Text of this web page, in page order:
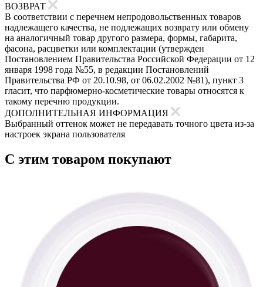
ВОЗВРАТ
В соответствии с перечнем непродовольственных товаров
надлежащего качества, не подлежащих возврату или обмену
на аналогичный товар другого размера, формы, габарита,
фасона, расцветки или комплектации (утвержден
Постановлением Правительства Российской Федерации от 12
января 1998 года №55, в редакции Постановлений
Правительства РФ от 20.10.98, от 06.02.2002 №81), пункт 3
гласит, что парфюмерно-косметические товары относятся к
такому перечню продукции.
ДОПОЛНИТЕЛЬНАЯ ИНФОРМАЦИЯ
Выбранный оттенок может не передавать точного цвета из-за
настроек экрана пользователя
С этим товаром покупают